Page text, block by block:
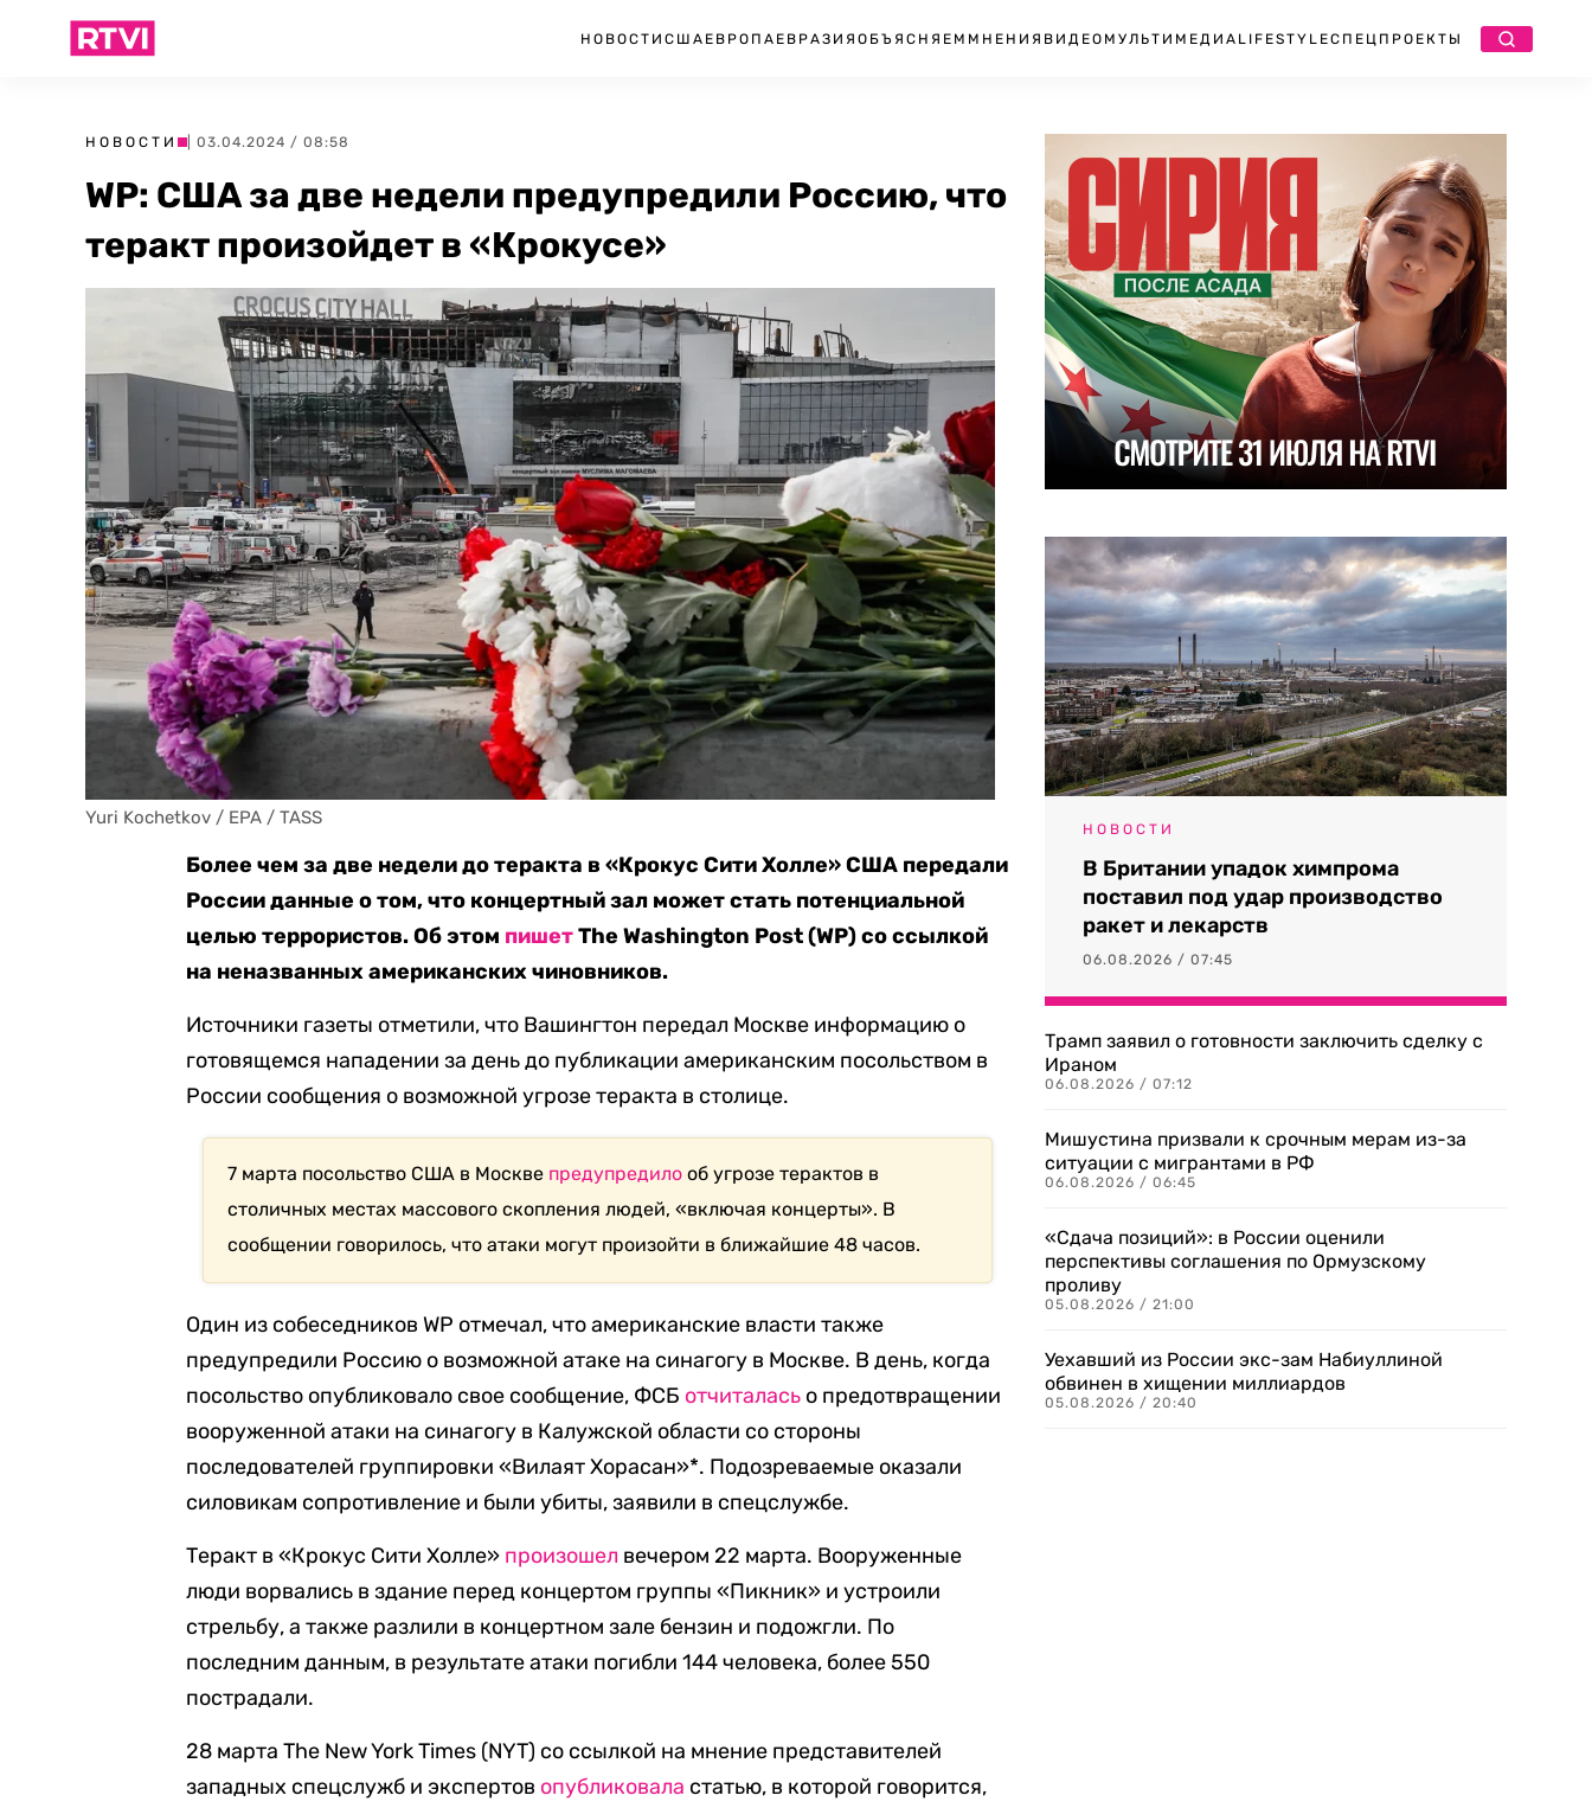
НОВОСТИ США ЕВРОПА ЕВРАЗИЯ ОБЪЯСНЯЕМ МНЕНИЯ ВИДЕО МУЛЬТИМЕДИА LIFESTYLEСПЕЦПРОЕКТЫ
НОВОСТИ | 03.04.2024 / 08:58
WP: США за две недели предупредили Россию, что
теракт произойдет в «Крокусе»
Yuri Kochetkov / EPA / TASS
Более чем за две недели до теракта в «Крокус Сити Холле» США передали
России данные о том, что концертный зал может стать потенциальной
целью террористов. Об этом пишетThe Washington Post (WP) со ссылкой
на неназванных американских чиновников.
Источники газеты отметили, что Вашингтон передал Москве информацию о
готовящемся нападении за день до публикации американским посольством в
России сообщения о возможной угрозе теракта в столице.
7 марта посольство США в Москве предупредило об угрозе терактов в
столичных местах массового скопления людей, «включая концерты». В
сообщении говорилось, что атаки могут произойти в ближайшие 48 часов.
Один из собеседников WP отмечал, что американские власти также
предупредили Россию о возможной атаке на синагогу в Москве. В день, когда
посольство опубликовало свое сообщение, ФСБ отчиталась о предотвращении
вооруженной атаки на синагогу в Калужской области со стороны
последователей группировки «Вилаят Хорасан»*. Подозреваемые оказали
силовикам сопротивление и были убиты, заявили в спецслужбе.
Теракт в «Крокус Сити Холле» произошел вечером 22 марта. Вооруженные
люди ворвались в здание перед концертом группы «Пикник» и устроили
стрельбу, а также разлили в концертном зале бензин и подожгли. По
последним данным, в результате атаки погибли 144 человека, более 550
пострадали.
28 марта The New York Times (NYT) со ссылкой на мнение представителей
западных спецслужб и экспертов опубликовала статью, в которой говорится,
НОВОСТИ
В Британии упадок химпрома
поставил под удар производство
ракет и лекарств
06.08.2026 / 07:45
Трамп заявил о готовности заключить сделку с
Ираном
06.08.2026 / 07:12
Мишустина призвали к срочным мерам из-за
ситуации с мигрантами в РФ
06.08.2026 / 06:45
«Сдача позиций»: в России оценили
перспективы соглашения по Ормузскому
проливу
05.08.2026 / 21:00
Уехавший из России экс-зам Набиуллиной
обвинен в хищении миллиардов
05.08.2026 / 20:40